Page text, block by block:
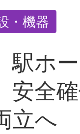
・機器
ホ
全
立へ